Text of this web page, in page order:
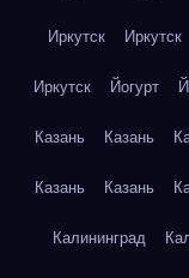
Иркутск Иркутск
Иркутск Йогурт
Казань Казань
Казань Казань
Калининград